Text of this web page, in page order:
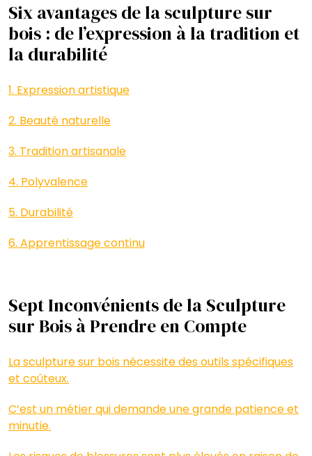
Six avantages de la sculpture sur
bois : de l’expression à la tradition et
la durabilité
1. Expression artistique
2. Beauté naturelle
3. Tradition artisanale
4. Polyvalence
5. Durabilité
6. Apprentissage continu
Sept Inconvénients de la Sculpture
sur Bois à Prendre en Compte
La sculpture sur bois nécessite des outils spécifiques
et coûteux.
C’est un métier qui demande une grande patience et
minutie.